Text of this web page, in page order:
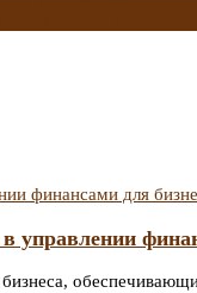
управлении
бизнеса,